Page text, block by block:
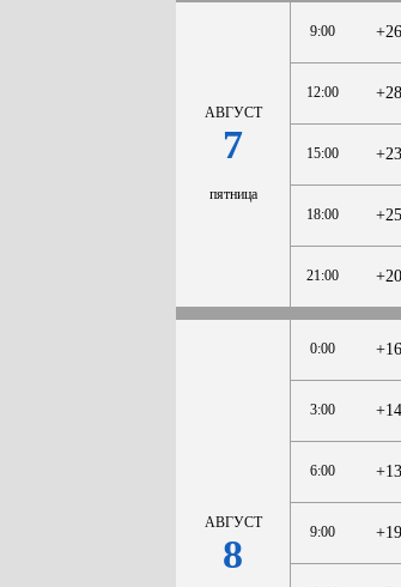
АВГУСТ
7
пятница
9:00
12:00
15:00
18:00
21:00
АВГУСТ
8
0:00
3:00
6:00
9:00